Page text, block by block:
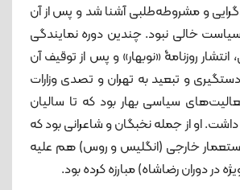
و مشروطه‌طلبی آشنا شد و پس از آن
خالی نبود. چندین دوره نمایندگی
روزنامۀ «نوبهار» و پس از توقیف آن
دستگیری و تبعید به تهران و تصدی وزارات
سیاسی بهار بود که تا سالیان
داشت. او از جمله نخبگان و شاعرانی بود که
خارجی (انگلیس و روس) هم علیه
در دوران رضاشاه) مبارزه کرده بود.